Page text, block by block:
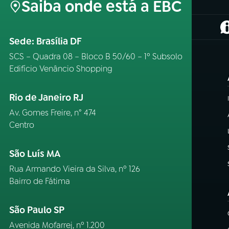
Saiba onde está a EBC
Sede: Brasília DF
SCS – Quadra 08 – Bloco B 50/60 – 1º Subsolo
Edifício Venâncio Shopping
Rio de Janeiro RJ
Av. Gomes Freire, n° 474
Centro
São Luís MA
Rua Armando Vieira da Silva, nº 126
Bairro de Fátima
São Paulo SP
Avenida Mofarrej, nº 1.200